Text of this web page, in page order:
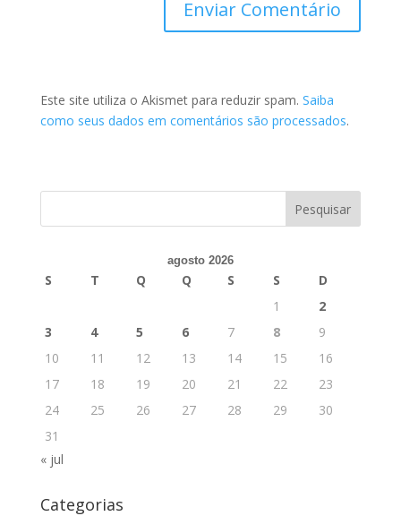
Este site utiliza o Akismet para reduzir spam. Saiba
como seus dados em comentários são processados.
agosto 2026
S T Q Q S S
D
1
2
3
4 5 6 7 8
9
10
11 12 13 14 15
16
17
18 19 20 21 22
23
24
25 26 27 28 29
30
31
« jul
Categorias